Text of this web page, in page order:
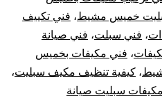
خميس مشيط، فني تكييف
، فني سبلت، فني صيانة
، فني مكيفات بخميس
، كيفية تنظيف مكيف سبليت،
مكيفات سبليت صيانة